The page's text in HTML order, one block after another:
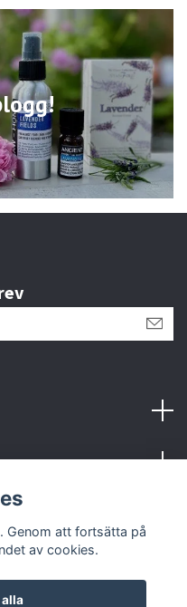
Genom att fortsätta på
av cookies.